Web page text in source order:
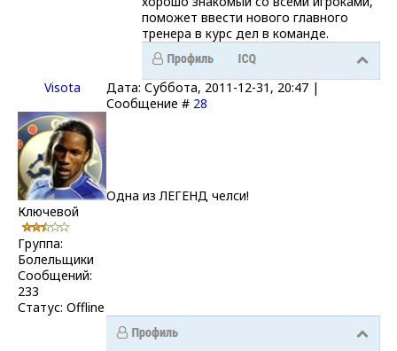
поможет ввести нового главного
тренера в курс дел в команде.
Visota
Дата: Суббота, 2011-12-31, 20:47 |
Сообщение # 28
Ключевой
Группа:
Болельщики
Сообщений:
233
Статус: Offline
Одна из ЛЕГЕНД челси!